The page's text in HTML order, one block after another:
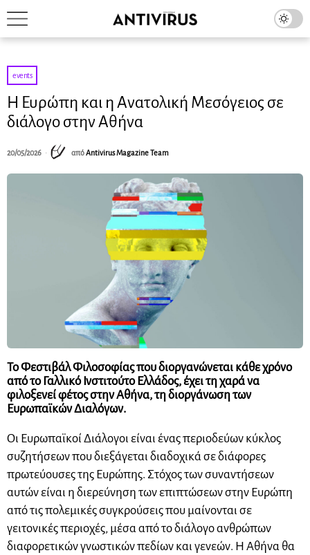
events
Η Ευρώπη και η Ανατολική Μεσόγειος σε
διάλογο στην Αθήνα
20/05/2026 απόAntivirus Magazine Team
Το Φεστιβάλ Φιλοσοφίαςπου διοργανώνεται κάθε χρόνο
από το Γαλλικό Ινστιτούτο Ελλάδος, έχει τη χαρά να
φιλοξενεί φέτος στην Αθήνα, τη διοργάνωση των
Ευρωπαϊκών Διαλόγων.
Οι Ευρωπαϊκοί Διάλογοι είναι ένας περιοδεύων κύκλος
συζητήσεων που διεξάγεται διαδοχικά σε διάφορες
πρωτεύουσες της Ευρώπης. Στόχος των συναντήσεων
αυτών είναι η διερεύνηση των επιπτώσεων στην Ευρώπη
από τις πολεμικές συγκρούσεις που μαίνονται σε
γειτονικές περιοχές, μέσα από το διάλογο ανθρώπων
διαφορετικών γνωστικών πεδίων και γενεών. Η Αθήνα θα